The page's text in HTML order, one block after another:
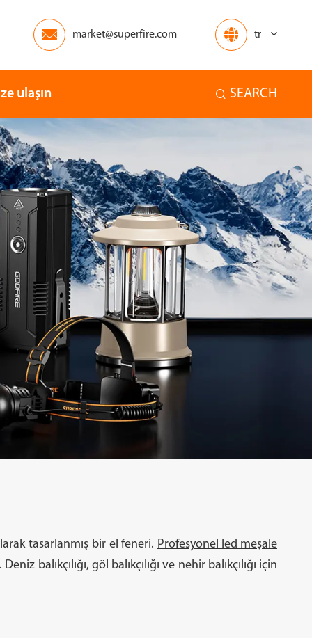
 market@superfire.com  tr
Işıldaklar Bisiklet ışıkları
Ev Diğerleri
ulaşın
Afrika Okyanusya
 SEARCH
tasarlanmış bir el feneri. Profesyonel led meşale
balıkçılığı, göl balıkçılığı ve nehir balıkçılığı için